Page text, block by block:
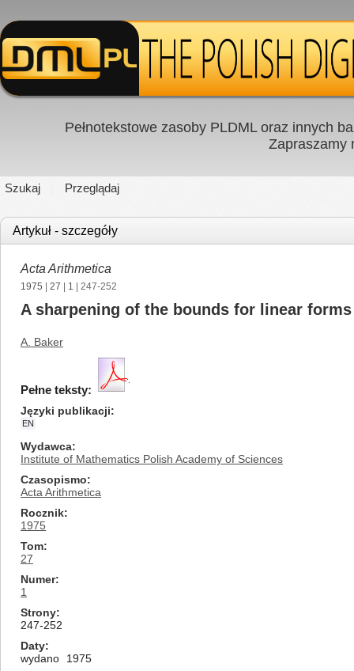
Pełnotekstowe zasoby PLDML oraz innych
Zapraszamy
Szukaj Przeglądaj
Artykuł - szczegóły
Acta Arithmetica
1975 27 1 | 247-252
A sharpening of the bounds for linear
A. Baker
Pełne teksty:
Języki publikacji
EN
Wydawca
Institute of Mathematics Polish Academy of Sciences
Czasopismo
Acta Arithmetica
Rocznik
1975
Tom
27
Numer
1
Strony
247-252
Daty
wydano
1975